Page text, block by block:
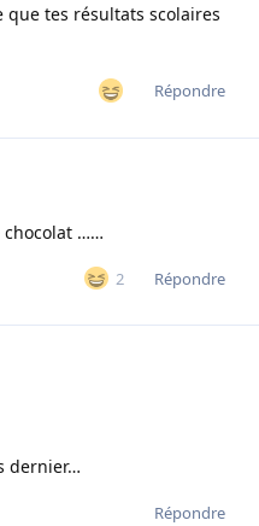
que tes résultats scolaires
Répondre
chocolat ……
2 Répondre
dernier…
Répondre